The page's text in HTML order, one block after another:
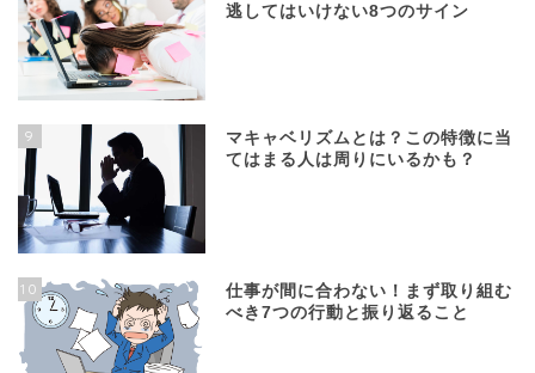
逃してはいけない8つのサイン
9
マキャベリズムとは？この特徴に当
てはまる人は周りにいるかも？
10
仕事が間に合わない！まず取り組む
べき7つの行動と振り返ること